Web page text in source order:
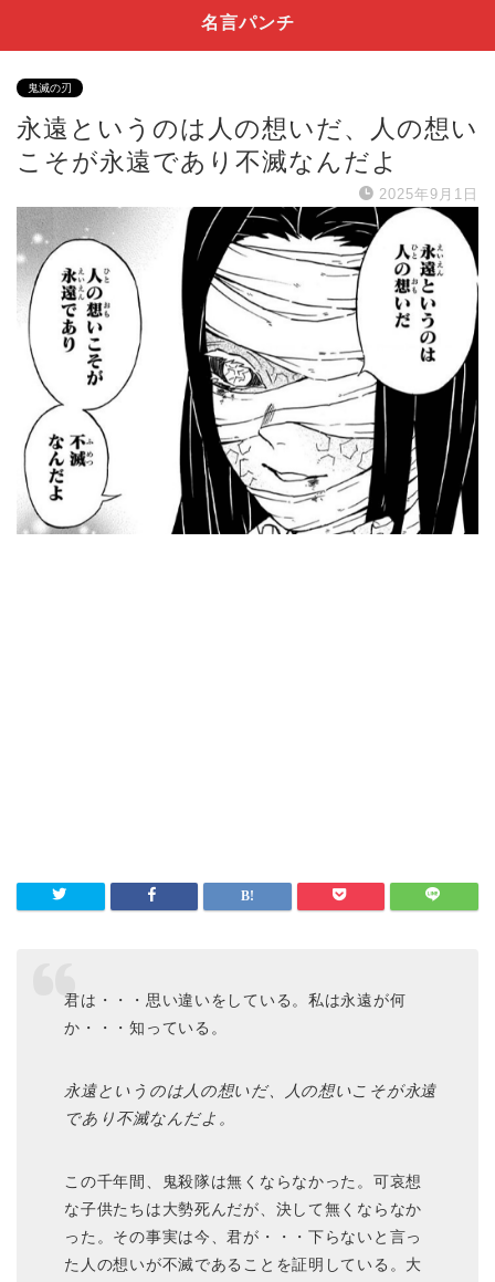
名言パンチ
鬼滅の刃
永遠というのは人の想いだ、人の想い
こそが永遠であり不滅なんだよ
2025年9月1日
君は・・・思い違いをしている。私は永遠が何
か・・・知っている。
永遠というのは人の想いだ、人の想いこそが永遠
であり不滅なんだよ。
この千年間、鬼殺隊は無くならなかった。可哀想
な子供たちは大勢死んだが、決して無くならなか
った。その事実は今、君が・・・下らないと言っ
た人の想いが不滅であることを証明している。大